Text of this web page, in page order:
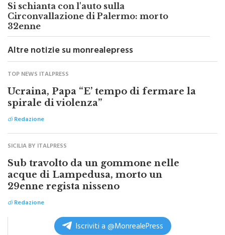
Si schianta con l'auto sulla
Circonvallazione di Palermo: morto
32enne
Altre notizie su monrealepress
TOP NEWS ITALPRESS
Ucraina, Papa “E’ tempo di fermare la
spirale di violenza”
diRedazione
SICILIA BY ITALPRESS
Sub travolto da un gommone nelle
acque di Lampedusa, morto un
29enne regista nisseno
diRedazione
Iscriviti a @MonrealePress